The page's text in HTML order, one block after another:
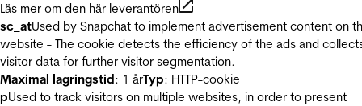
Läs mer om den här leverantören
sc_atUsed by Snapchat to implement advertisement content on
website - The cookie detects the efficiency of the ads and
visitor data for further visitor segmentation.
Maximal lagringstid: 1 årTyp: HTTP-cookie
pUsed to track visitors on multiple websites, in order to present